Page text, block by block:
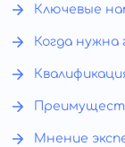
Ключевые
Когда нужна
Мнение